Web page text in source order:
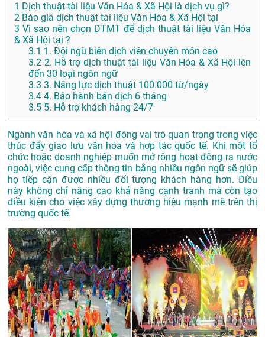
1 Dịch thuật tài liệu Văn Hóa & Xã Hội là dịch vụ gì?
2 Báo giá dịch thuật tài liệu Văn Hóa & Xã Hội tại
3 Vì sao nên chọn DTMT để dịch thuật tài liệu Văn Hóa
& Xã Hội tại ?
3.1 1. Đội ngũ biên dịch viên chuyên môn cao
3.2 2. Hỗ trợ dịch thuật tài liệu Văn Hóa & Xã Hội lên
đến 30 loại ngôn ngữ
3.3 3. Năng lực dịch thuật 100.000 từ/ngày
3.4 4. Bảo hành bản dịch 6 tháng
3.5 5. Hỗ trợ khách hàng 24/7
Ngành văn hóa và xã hội đóng vai trò quan trọng trong việc
thúc đẩy giao lưu văn hóa và hợp tác quốc tế. Khi một tổ
chức hoặc doanh nghiệp muốn mở rộng hoạt động ra nước
ngoài, việc cung cấp thông tin bằng nhiều ngôn ngữ sẽ giúp
họ tiếp cận được nhiều đối tượng khách hàng hơn. Điều
này không chỉ nâng cao khả năng cạnh tranh mà còn tạo
điều kiện cho việc xây dựng thương hiệu mạnh mẽ trên thị
trường quốc tế.